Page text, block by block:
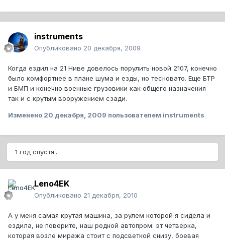
instruments
Опубликовано 20 декабря, 2009
Когда ездил на 21 Ниве довелось порулить новой 2107, конечно
было комфортнее в плане шума и езды, но тесновато. Еще БТР
и БМП и конечно военные грузовики как общего назначения
так и с крутым вооружением сзади.
Изменено 20 декабря, 2009 пользователем instruments
1 год спустя...
Leno4EK
Опубликовано 21 декабря, 2010
А у меня самая крутая машина, за рулем которой я сидела и
ездила, не поверите, наш родной автопром: эт четверка,
которая возле миража стоит с подсветкой снизу, боевая